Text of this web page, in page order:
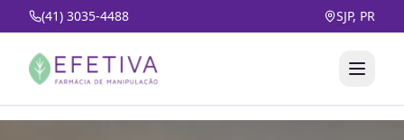
(41) 3035-4488 SJP, PR